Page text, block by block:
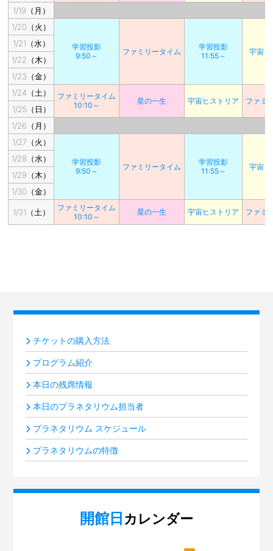
1/19（月）
1/20（火）
学習投影
9:50～
ファミリータイム
学習投影
11:55～
宇宙
1/21（水）
1/22（木）
1/23（金）
1/24（土）
ファミリータイム
10:10～
星の一生 宇宙ヒストリア ファミ
1/25（日）
1/26（月）
1/27（火）
学習投影
9:50～
ファミリータイム
学習投影
11:55～
宇宙
1/28（水）
1/29（木）
1/30（金）
1/31（土）
ファミリータイム
10:10～
星の一生 宇宙ヒストリア ファミ
チケットの購入方法
プログラム紹介
本日の残席情報
本日のプラネタリウム担当者
プラネタリウム スケジュール
プラネタリウムの特徴
開館日 カレンダー